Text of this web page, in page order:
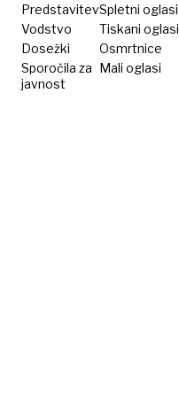
Predstavitev
Vodstvo
Dosežki
Sporočila za
javnost
Spletni oglasi
Tiskani oglasi
Osmrtnice
Mali oglasi